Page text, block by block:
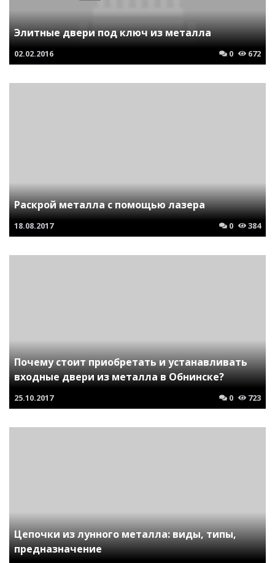
Элитные двери под ключ из металла
02.02.2016 0 672
Раскрой металла с помощью лазера
18.08.2017 0 384
Почему стоит приобретать и устанавливать
входные двери из металла в Обнинске?
25.10.2017 0 723
Цепочки из лунного металла: виды, типы,
предназначение